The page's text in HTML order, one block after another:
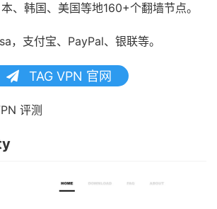
、韩国、美国等地160+个翻墙节点。
，支付宝、PayPal、银联等。
TAG VPN 官网
评测